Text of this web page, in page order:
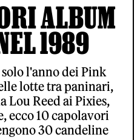
ALBUM
1989
l'anno dei Pink
lotte tra paninari,
Lou Reed ai Pixies,
ecco 10 capolavori
30 candeline